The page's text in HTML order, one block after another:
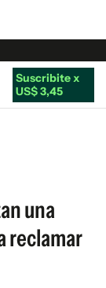
Suscribite x
US$ 3,45
una
reclamar